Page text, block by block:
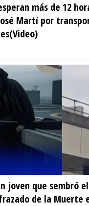
más de 12
Martí por
joven que sembró
de la Muerte